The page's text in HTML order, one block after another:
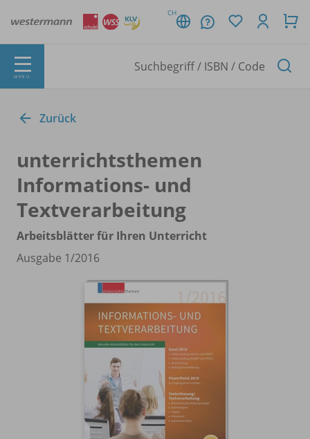
CH
MENÜ
Zurück
unterrichtsthemen
Informations- und
Textverarbeitung
Arbeitsblätter für Ihren Unterricht
Ausgabe 1/2016